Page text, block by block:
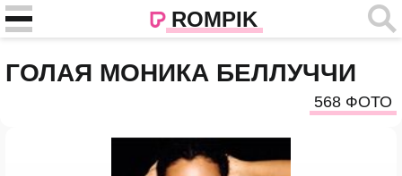
ROMPIK
ГОЛАЯ МОНИКА БЕЛЛУЧЧИ
568 ФОТО